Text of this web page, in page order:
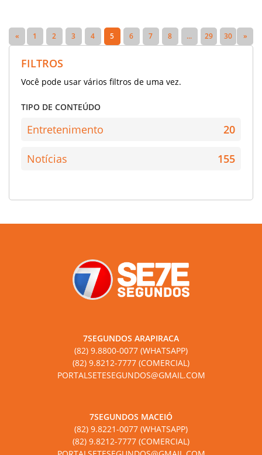
« 1 2 3 4 5 6 7 8 ... 29 30 »
FILTROS
Você pode usar vários filtros de uma vez.
TIPO DE CONTEÚDO
Entretenimento 20
Notícias 155
7SEGUNDOS ARAPIRACA
(82) 9.8800-0077 (WHATSAPP)
(82) 9.8212-7777 (COMERCIAL)
PORTALSETESEGUNDOS@GMAIL.COM
7SEGUNDOS MACEIÓ
(82) 9.8221-0077 (WHATSAPP)
(82) 9.8212-7777 (COMERCIAL)